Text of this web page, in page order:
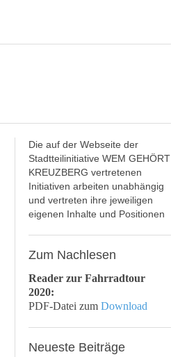
Die auf der Webseite der
Stadtteilinitiative WEM GEHÖRT
KREUZBERG vertretenen
Initiativen arbeiten unabhängig
und vertreten ihre jeweiligen
eigenen Inhalte und Positionen
Zum Nachlesen
Reader zur Fahrradtour
2020:
PDF-Datei zum Download
Neueste Beiträge